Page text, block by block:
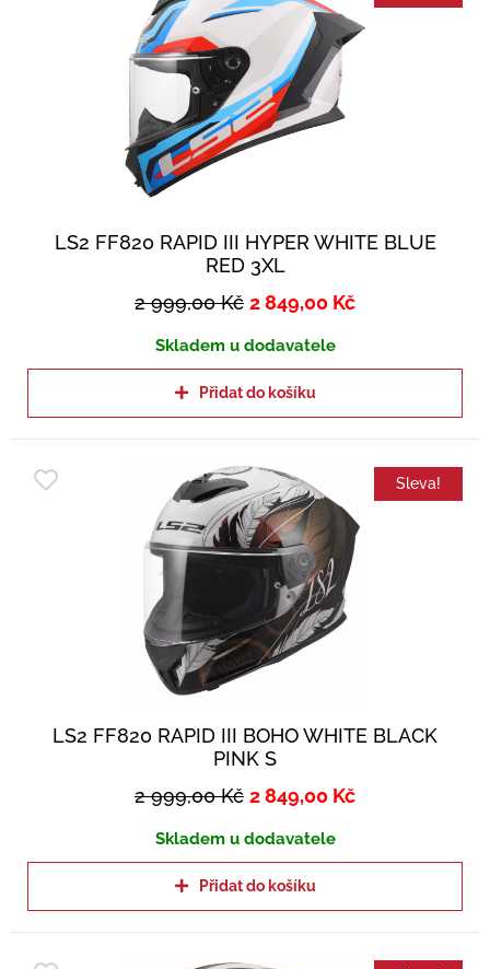
LS2 FF820 RAPID III HYPER WHITE BLUE
RED 3XL
2 999,00Kč 2 849,00 Kč
Skladem u dodavatele
Přidat do košíku
Sleva!
LS2 FF820 RAPID III BOHO WHITE BLACK
PINK S
2 999,00Kč 2 849,00 Kč
Skladem u dodavatele
Přidat do košíku